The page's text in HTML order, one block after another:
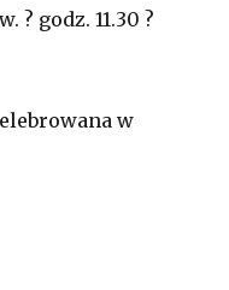
? godz. 11.30 ?
w